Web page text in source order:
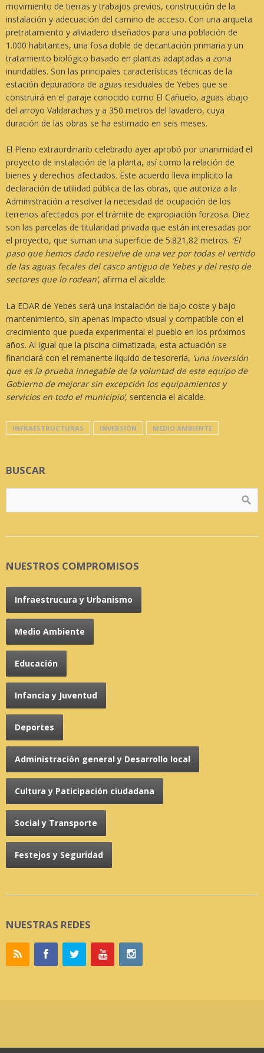
movimiento de tierras y trabajos previos, construcción de la
instalación y adecuación del camino de acceso. Con una arqueta
pretratamiento y aliviadero diseñados para una población de
1.000 habitantes, una fosa doble de decantación primaria y un
tratamiento biológico basado en plantas adaptadas a zona
inundables. Son las principales características técnicas de la
estación depuradora de aguas residuales de Yebes que se
construirá en el paraje conocido como El Cañuelo, aguas abajo
del arroyo Valdarachas y a 350 metros del lavadero, cuya
duración de las obras se ha estimado en seis meses.
El Pleno extraordinario celebrado ayer aprobó por unanimidad el
proyecto de instalación de la planta, así como la relación de
bienes y derechos afectados. Este acuerdo lleva implícito la
declaración de utilidad pública de las obras, que autoriza a la
Administración a resolver la necesidad de ocupación de los
terrenos afectados por el trámite de expropiación forzosa. Diez
son las parcelas de titularidad privada que están interesadas por
el proyecto, que suman una superficie de 5.821,82 metros. ‘El
paso que hemos dado resuelve de una vez por todas el vertido
de las aguas fecales del casco antiguo de Yebes y del resto de
sectores que lo rodean’, afirma el alcalde.
La EDAR de Yebes será una instalación de bajo coste y bajo
mantenimiento, sin apenas impacto visual y compatible con el
crecimiento que pueda experimental el pueblo en los próximos
años. Al igual que la piscina climatizada, esta actuación se
financiará con el remanente líquido de tesorería, ‘una inversión
que es la prueba innegable de la voluntad de este equipo de
Gobierno de mejorar sin excepción los equipamientos y
servicios en todo el municipio’, sentencia el alcalde.
INFRAESTRUCTURAS INVERSIÓN MEDIO AMBIENTE
BUSCAR
NUESTROS COMPROMISOS
Infraestrucura y Urbanismo
Medio Ambiente
Educación
Infancia y Juventud
Deportes
Administración general y Desarrollo local
Cultura y Paticipación ciudadana
Social y Transporte
Festejos y Seguridad
NUESTRAS REDES